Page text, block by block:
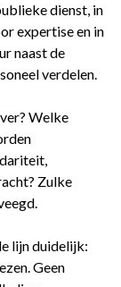
dienst, in
expertise en in
naast de
verdelen.
Welke
Zulke
lijn duidelijk:
Geen